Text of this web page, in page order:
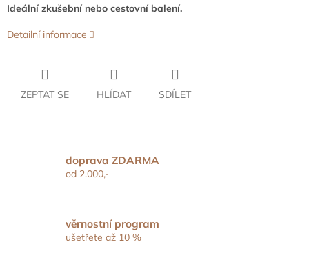
Ideální zkušební nebo cestovní balení.
Detailní informace
ZEPTAT SE HLÍDAT SDÍLET
doprava ZDARMA
od 2.000,-
věrnostní program
ušetřete až 10 %